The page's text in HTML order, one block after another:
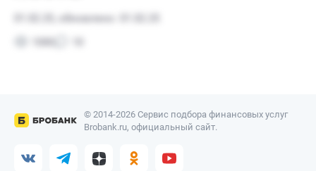
© 2014-2026 Сервис подбора финансовых услуг
Brobank.ru, официальный сайт.